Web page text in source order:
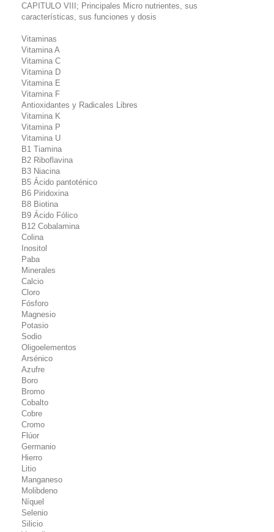
CAPITULO VIII; Principales Micro nutrientes, sus
características, sus funciones y dosis
Vitaminas
Vitamina A
Vitamina C
Vitamina D
Vitamina E
Vitamina F
Antioxidantes y Radicales Libres
Vitamina K
Vitamina P
Vitamina U
B1 Tiamina
B2 Riboflavina
B3 Niacina
B5 Ácido pantoténico
B6 Piridoxina
B8 Biotina
B9 Ácido Fólico
B12 Cobalamina
Colina
Inositol
Paba
Minerales
Calcio
Cloro
Fósforo
Magnesio
Potasio
Sodio
Oligoelementos
Arsénico
Azufre
Boro
Bromo
Cobalto
Cobre
Cromo
Flúor
Germanio
Hierro
Litio
Manganeso
Molibdeno
Níquel
Selenio
Silicio